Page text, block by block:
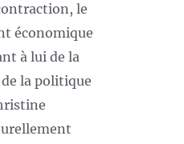
le
économique
à lui de la
la politique